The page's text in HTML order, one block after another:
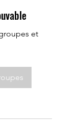
et